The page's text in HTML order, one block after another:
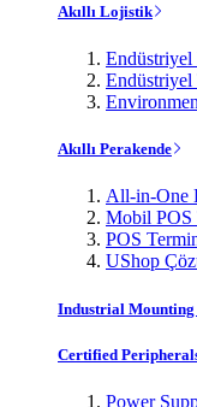
Akıllı Lojistik
Endüstriyel
Akıllı Perakende
All-in-One
Mobil POS
POS
UShop
Industrial Mounting
Certified
Power